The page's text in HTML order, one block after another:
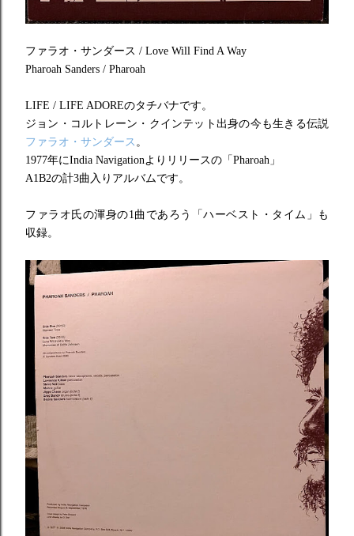
ファラオ・サンダース / Love Will Find A Way
Pharoah Sanders / Pharoah
LIFE / LIFE ADOREのタチバナです。
ジョン・コルトレーン・クインテット出身の今も生きる伝説
ファラオ・サンダース 。
1977年にIndia Navigationよりリリースの「Pharoah」
A1B2の計3曲入りアルバムです。
ファラオ氏の渾身の1曲であろう「ハーベスト・タイム」も
収録。